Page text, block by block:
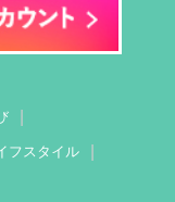
フスタイル